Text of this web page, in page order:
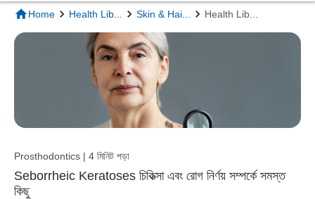
Home Health Lib Skin & Hai Health Lib
Prosthodontics | 4 মিনিট পড়া
Seborrheic Keratoses চিকিত্সা এবং রোগ নির্ণয় সম্পর্কে সমস্ত
কিছু